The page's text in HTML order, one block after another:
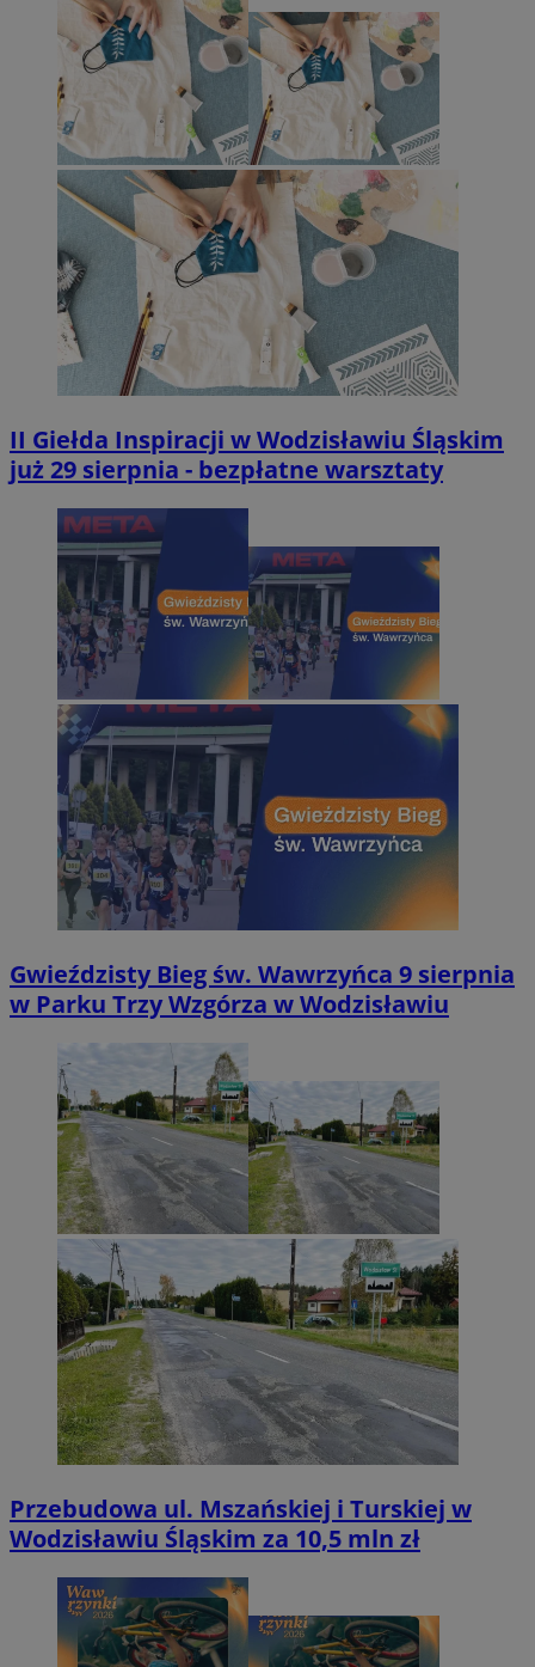
II Giełda Inspiracji w Wodzisławiu Śląskim
już 29 sierpnia - bezpłatne warsztaty
Gwieździsty Bieg św. Wawrzyńca 9 sierpnia
w Parku Trzy Wzgórza w Wodzisławiu
Przebudowa ul. Mszańskiej i Turskiej w
Wodzisławiu Śląskim za 10,5 mln zł